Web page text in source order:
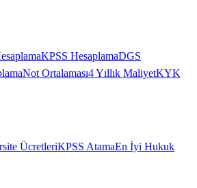
KPSS HesaplamaDGS
Not Ortalaması4 Yıllık MaliyetKYK
ÜcretleriKPSS AtamaEn İyi Hukuk